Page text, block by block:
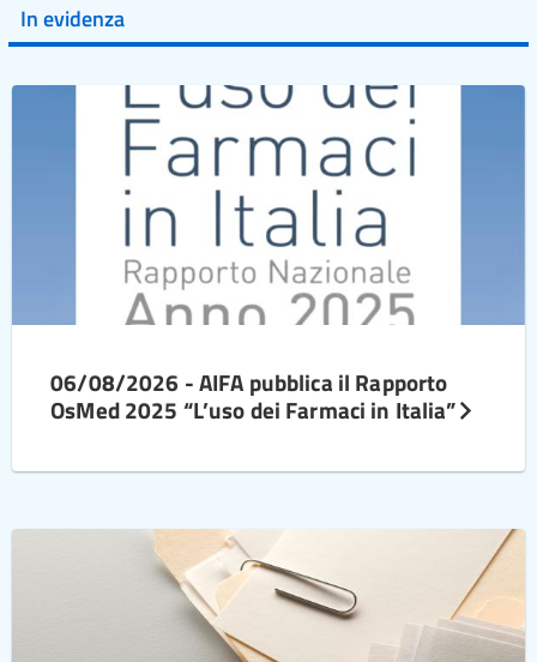
In evidenza
06/08/2026 - AIFA pubblica il Rapporto
OsMed 2025 “L’uso dei Farmaci in Italia”